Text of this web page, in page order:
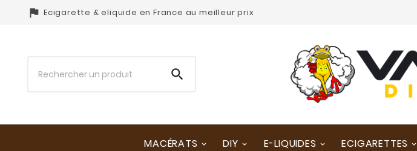
 Ecigarette & eliquide en France au meilleur prix

MACÉRATS DIY E-LIQUIDES ECIGARETTES